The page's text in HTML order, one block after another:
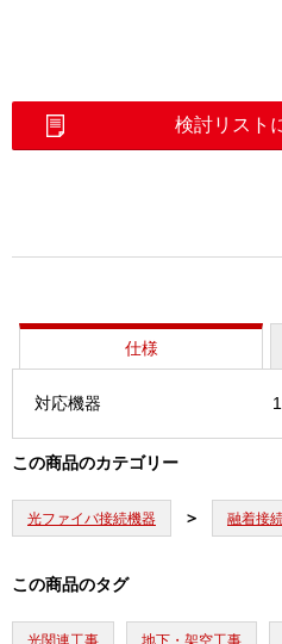
検討リスト
仕様
対応機器
この商品のカテゴリー
光ファイバ接続機器 融着接
この商品のタグ